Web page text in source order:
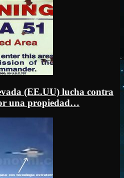
(EE.UU) lucha contra
una propiedad…